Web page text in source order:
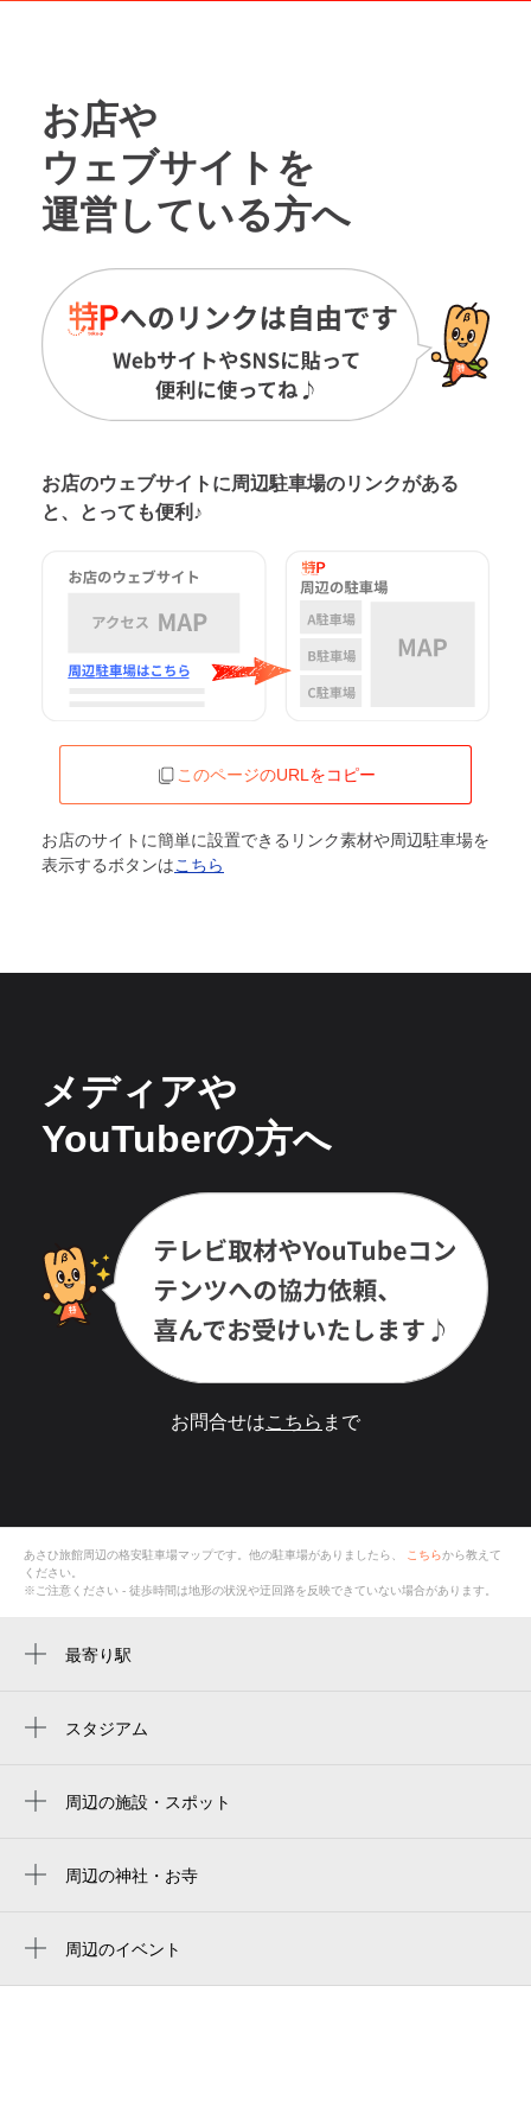
お店や
ウェブサイトを
運営している方へ
お店のウェブサイトに周辺駐車場のリンクがある
と、とっても便利♪
このページのURLをコピー
お店のサイトに簡単に設置できるリンク素材や周辺駐車場を
表示するボタンはこちら
メディアや
YouTuberの方へ
お問合せはこちら まで
あさひ旅館周辺の格安駐車場マップです。他の駐車場がありましたら、 こちらから教えて
ください。
※ご注意ください - 徒歩時間は地形の状況や迂回路を反映できていない場合があります。
最寄り駅
新加美駅
平野駅
スタジアム
周辺の施設・スポット
平野加美西郵便局
加美青少年運動広場
周辺の神社・お寺
周辺のイベント